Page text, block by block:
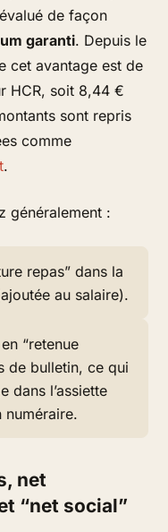
de façon
garanti. Depuis le
cet avantage est de
HCR, soit 8,44 €
sont repris
comme
.
généralement :
repas” dans la
au salaire).
“retenue
de bulletin, ce qui
dans l’assiette
numéraire.
net
“net social”